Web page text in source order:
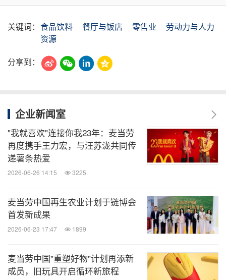
关键词： 食品饮料 餐厅与饭店 零售业
劳动力与人力
资源
分享到：
企业新闻室
"我就喜欢"连接你我23年：麦当劳
再度携手王力宏，与汪苏泷共同传
递薯条热爱
2026-06-26 14:15 3225
麦当劳中国再生农业计划于链博会
首发新成果
2026-06-23 17:47 1899
麦当劳中国"重塑好物"计划再添新
成员，旧玩具开启循环新旅程